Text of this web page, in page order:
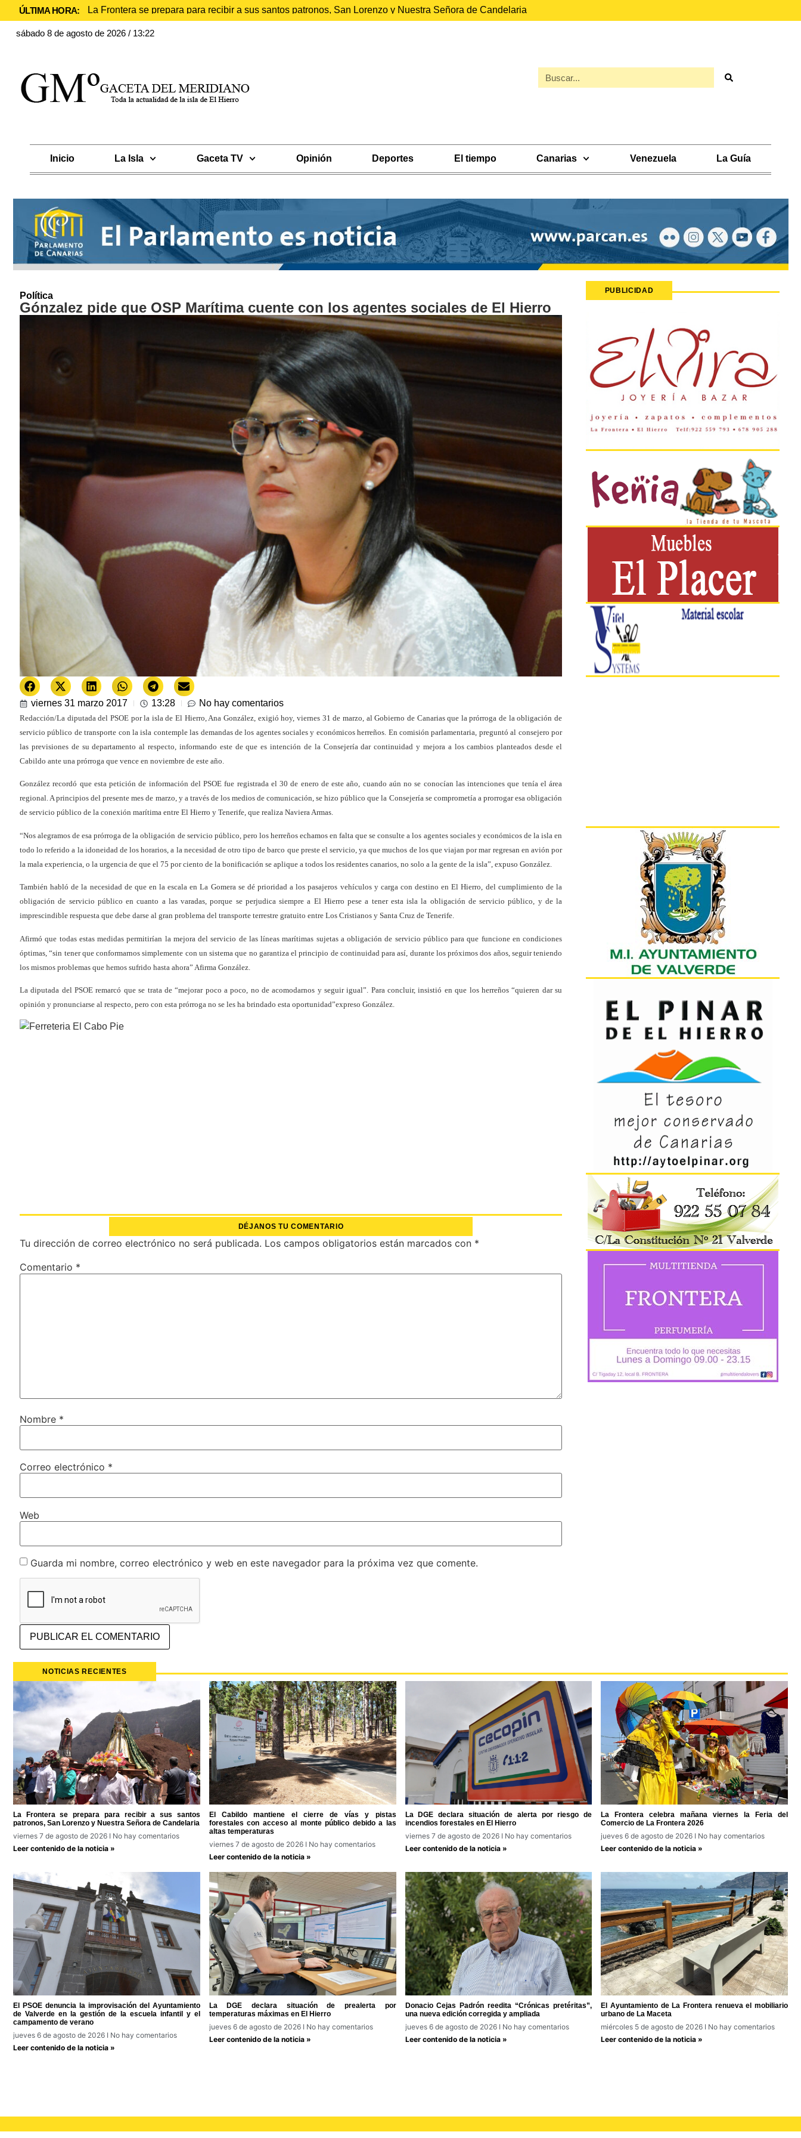
ÚLTIMA HORA: La Frontera se prepara para recibir a sus santos patronos, San Lorenzo y Nuestra Señora de Candelaria
sábado 8 de agosto de 2026 / 13:22
Inicio La Isla Gaceta TV Opinión Deportes El tiempo Canarias Venezuela La Guía
Política
Gónzalez pide que OSP Marítima cuente con los agentes sociales de El Hierro
viernes 31 marzo 2017 13:28 No hay comentarios
Redacción/La diputada del PSOE por la isla de El Hierro, Ana González, exigió hoy, viernes 31 de marzo, al Gobierno de Canarias que la prórroga de la obligación de
servicio público de transporte con la isla contemple las demandas de los agentes sociales y económicos herreños. En comisión parlamentaria, preguntó al consejero por
las previsiones de su departamento al respecto, informando este de que es intención de la Consejería dar continuidad y mejora a los cambios planteados desde el
Cabildo ante una prórroga que vence en noviembre de este año.
González recordó que esta petición de información del PSOE fue registrada el 30 de enero de este año, cuando aún no se conocían las intenciones que tenía el área
regional. A principios del presente mes de marzo, y a través de los medios de comunicación, se hizo público que la Consejería se comprometía a prorrogar esa obligación
de servicio público de la conexión marítima entre El Hierro y Tenerife, que realiza Naviera Armas.
“Nos alegramos de esa prórroga de la obligación de servicio público, pero los herreños echamos en falta que se consulte a los agentes sociales y económicos de la isla en
todo lo referido a la idoneidad de los horarios, a la necesidad de otro tipo de barco que preste el servicio, ya que muchos de los que viajan por mar regresan en avión por
la mala experiencia, o la urgencia de que el 75 por ciento de la bonificación se aplique a todos los residentes canarios, no solo a la gente de la isla”, expuso González.
También habló de la necesidad de que en la escala en La Gomera se dé prioridad a los pasajeros vehículos y carga con destino en El Hierro, del cumplimiento de la
obligación de servicio público en cuanto a las varadas, porque se perjudica siempre a El Hierro pese a tener esta isla la obligación de servicio público, y de la
imprescindible respuesta que debe darse al gran problema del transporte terrestre gratuito entre Los Cristianos y Santa Cruz de Tenerife.
Afirmó que todas estas medidas permitirían la mejora del servicio de las líneas marítimas sujetas a obligación de servicio público para que funcione en condiciones
óptimas, “sin tener que conformarnos simplemente con un sistema que no garantiza el principio de continuidad para así, durante los próximos dos años, seguir teniendo
los mismos problemas que hemos sufrido hasta ahora” Afirma González.
La diputada del PSOE remarcó que se trata de “mejorar poco a poco, no de acomodarnos y seguir igual”. Para concluir, insistió en que los herreños “quieren dar su
opinión y pronunciarse al respecto, pero con esta prórroga no se les ha brindado esta oportunidad”expreso González.
DÉJANOS TU COMENTARIO
Tu dirección de correo electrónico no será publicada. Los campos obligatorios están marcados con *
Comentario *
Nombre *
Correo electrónico *
Web
Guarda mi nombre, correo electrónico y web en este navegador para la próxima vez que comente.
PUBLICIDAD
NOTICIAS RECIENTES
La Frontera se prepara para recibir a sus santos
patronos, San Lorenzo y Nuestra Señora de Candelaria
viernes 7 de agosto de 2026
No hay comentarios
Leer contenido de la noticia »
El Cabildo mantiene el cierre de vías y pistas
forestales con acceso al monte público debido a las
altas temperaturas
viernes 7 de agosto de 2026
No hay comentarios
Leer contenido de la noticia »
La DGE declara situación de alerta por riesgo de
incendios forestales en El Hierro
viernes 7 de agosto de 2026
No hay comentarios
Leer contenido de la noticia »
La Frontera celebra mañana viernes la Feria del
Comercio de La Frontera 2026
jueves 6 de agosto de 2026
No hay comentarios
Leer contenido de la noticia »
El PSOE denuncia la improvisación del Ayuntamiento
de Valverde en la gestión de la escuela infantil y el
campamento de verano
jueves 6 de agosto de 2026
No hay comentarios
Leer contenido de la noticia »
La DGE declara situación de prealerta por
temperaturas máximas en El Hierro
jueves 6 de agosto de 2026
No hay comentarios
Leer contenido de la noticia »
Donacio Cejas Padrón reedita “Crónicas pretéritas”,
una nueva edición corregida y ampliada
jueves 6 de agosto de 2026
No hay comentarios
Leer contenido de la noticia »
El Ayuntamiento de La Frontera renueva el mobiliario
urbano de La Maceta
miércoles 5 de agosto de 2026
No hay comentarios
Leer contenido de la noticia »